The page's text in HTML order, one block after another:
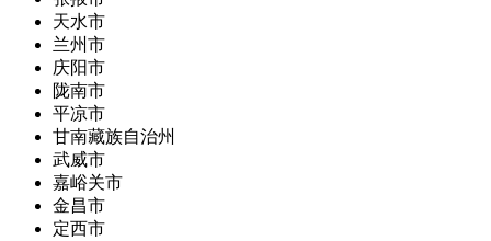
天水市
兰州市
庆阳市
陇南市
平凉市
甘南藏族自治州
武威市
嘉峪关市
金昌市
定西市